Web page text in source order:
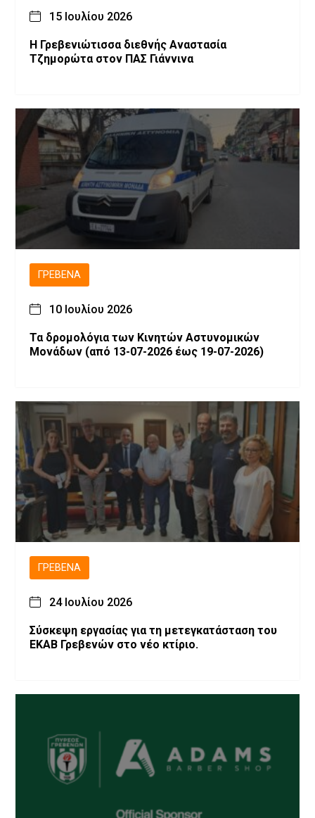
15 Ιουλίου 2026
Η Γρεβενιώτισσα διεθνής Αναστασία
Τζημορώτα στον ΠΑΣ Γιάννινα
ΓΡΕΒΕΝΆ
10 Ιουλίου 2026
Τα δρομολόγια των Κινητών Αστυνομικών
Μονάδων (από 13-07-2026 έως 19-07-2026)
ΓΡΕΒΕΝΆ
24 Ιουλίου 2026
Σύσκεψη εργασίας για τη μετεγκατάσταση του
ΕΚΑΒ Γρεβενών στο νέο κτίριο.